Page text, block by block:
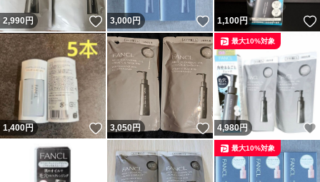
2,990円 いいね！
3,000円 いいね！
1,100円
1,400円 いいね！
3,050円 いいね！
4,980円
最大10%対象
最大10%対象